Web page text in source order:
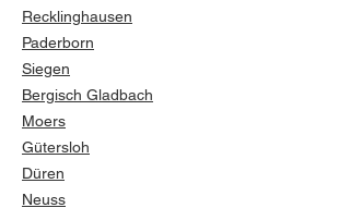
Recklinghausen
Paderborn
Siegen
Bergisch Gladbach
Moers
Gütersloh
Düren
Neuss